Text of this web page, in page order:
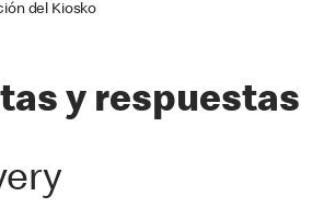
del Kiosko
y respuestas